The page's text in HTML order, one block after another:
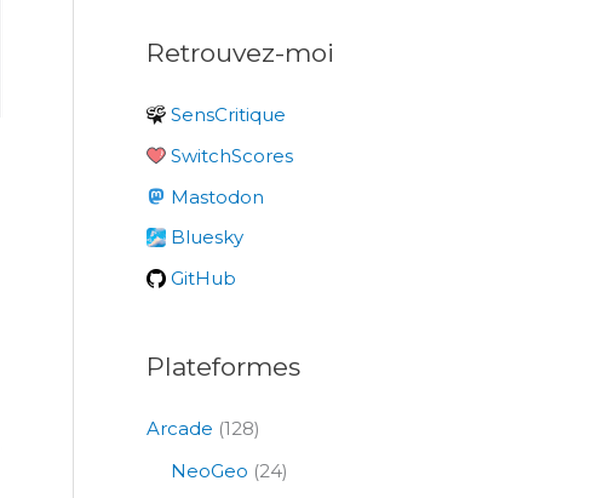
h
r
c
h
e
r
Retrouvez-moi
SensCritique
SwitchScores
Mastodon
Bluesky
GitHub
Plateformes
Arcade (128)
NeoGeo (24)